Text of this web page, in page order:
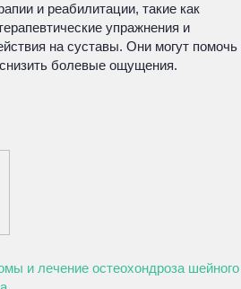
и реабилитации, такие как
упражнения и
на суставы. Они могут помочь
болевые ощущения.
и лечение остеохондроза шейного